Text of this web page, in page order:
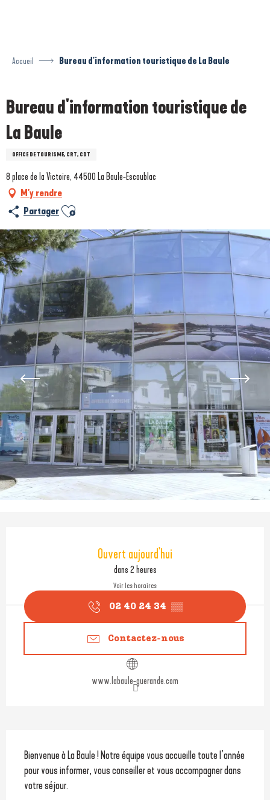
Accueil Bureau d'information touristique de La Baule
Bureau d'information touristique de
La Baule
OFFICE DE TOURISME, CRT, CDT
8 place de la Victoire, 44500 La Baule-Escoublac
M'y rendre
Partager Ajouter aux favoris
Ouverture et coordonnées
Ouvert aujourd'hui
dans 2 heures
Voir les horaires
02 40 24 34 ▒▒
Contactez-nous
www.labaule-guerande.com
Description
Bienvenue à La Baule ! Notre équipe vous accueille toute l’année
pour vous informer, vous conseiller et vous accompagner dans
votre séjour.